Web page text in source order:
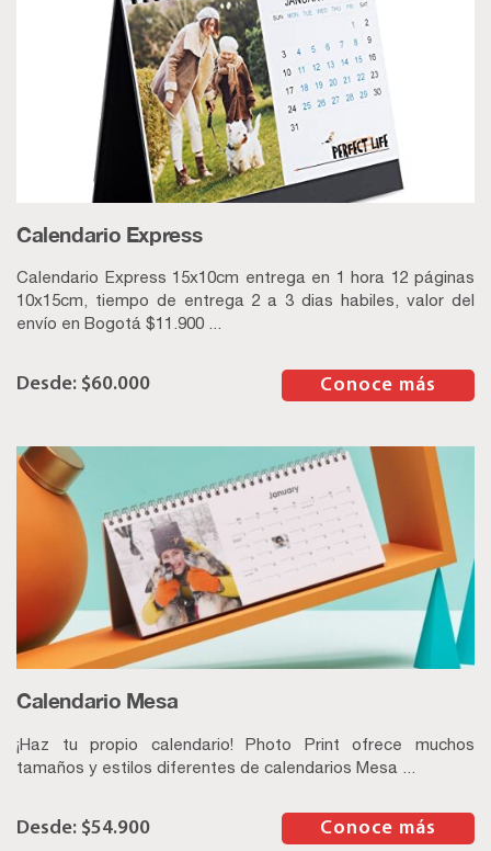
Calendario Express
Calendario Express 15x10cm entrega en 1 hora 12 páginas
10x15cm, tiempo de entrega 2 a 3 dias habiles, valor del
envío en Bogotá $11.900 ...
$60.000 Conoce más
Calendario Mesa
¡Haz tu propio calendario! Photo Print ofrece muchos
tamaños y estilos diferentes de calendarios Mesa ...
$54.900 Conoce más